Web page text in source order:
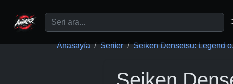
Anasayfa Seriler Seiken Densetsu: Legend
Seiken